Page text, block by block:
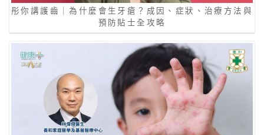
彤你講護齒｜為什麼會生牙瘡？成因、症狀、治療方法與
預防貼士全攻略